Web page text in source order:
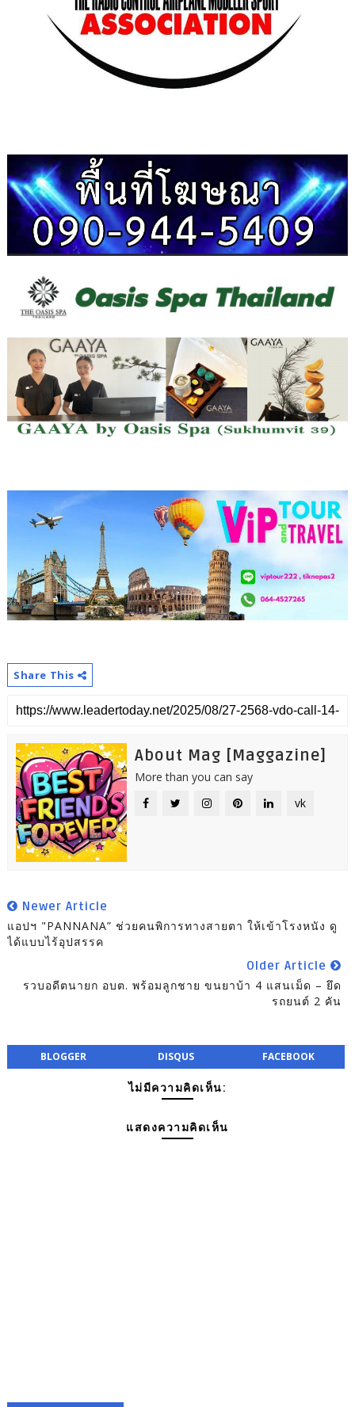
Share This
About Mag [Maggazine]
More than you can say
vk
Newer Article
แอปฯ "PANNANA” ช่วยคนพิการทางสายตา ให้เข้าโรงหนัง ดู
ได้แบบไร้อุปสรรค
Older Article
รวบอดีตนายก อบต. พร้อมลูกชาย ขนยาบ้า 4 แสนเม็ด – ยึด
รถยนต์ 2 คัน
BLOGGER DISQUS FACEBOOK
ไม่มีความคิดเห็น:
แสดงความคิดเห็น